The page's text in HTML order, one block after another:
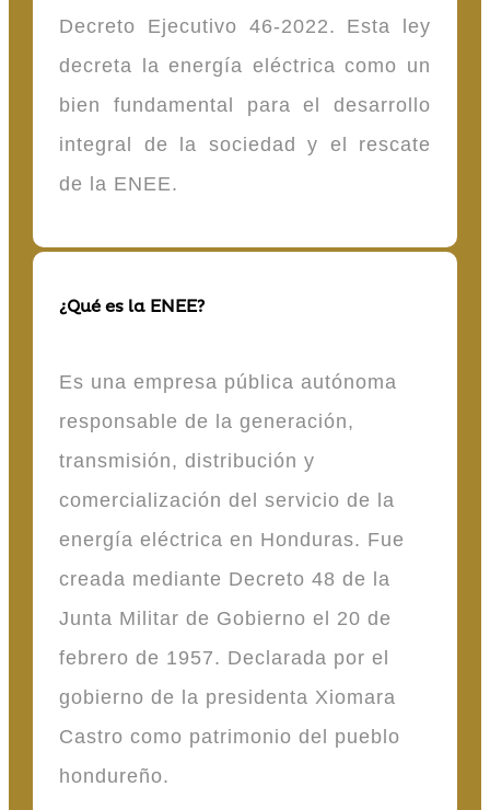
Decreto Ejecutivo 46-2022. Esta ley
decreta la energía eléctrica como un
bien fundamental para el desarrollo
integral de la sociedad y el rescate
de la ENEE.
¿Qué es la ENEE?
Es una empresa pública autónoma
responsable de la generación,
transmisión, distribución y
comercialización del servicio de la
energía eléctrica en Honduras. Fue
creada mediante Decreto 48 de la
Junta Militar de Gobierno el 20 de
febrero de 1957. Declarada por el
gobierno de la presidenta Xiomara
Castro como patrimonio del pueblo
hondureño.